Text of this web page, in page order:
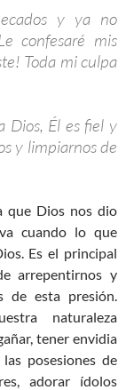
y ya no
confesaré mis
Toda mi culpa
Dios, Él es fiel y
y limpiarnos de
que Dios nos dio
cuando lo que
Es el principal
arrepentirnos y
de esta presión.
naturaleza
tener envidia
posesiones de
adorar ídolos